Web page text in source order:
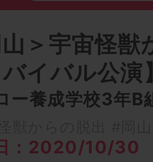
山＞宇宙怪獣
バイバル公演
ー養成学校3年B
：2020/10/30